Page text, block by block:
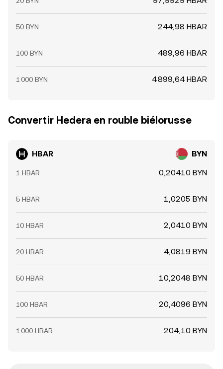
50 BYN 244,98 HBAR
100 BYN 489,96 HBAR
1 000 BYN 4 899,64 HBAR
Convertir Hedera en rouble biélorusse
HBAR BYN
1 HBAR 0,20410 BYN
5 HBAR 1,0205 BYN
10 HBAR 2,0410 BYN
20 HBAR 4,0819 BYN
50 HBAR 10,2048 BYN
100 HBAR 20,4096 BYN
1 000 HBAR 204,10 BYN